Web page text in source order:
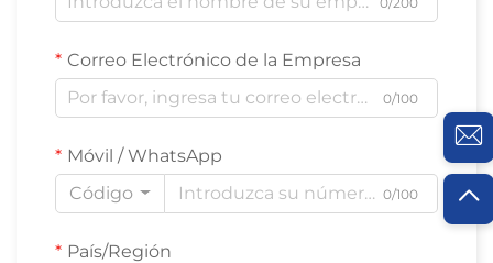
Correo Electrónico de la Empresa
0/100
Móvil / WhatsApp
Código
0/100
País/Región